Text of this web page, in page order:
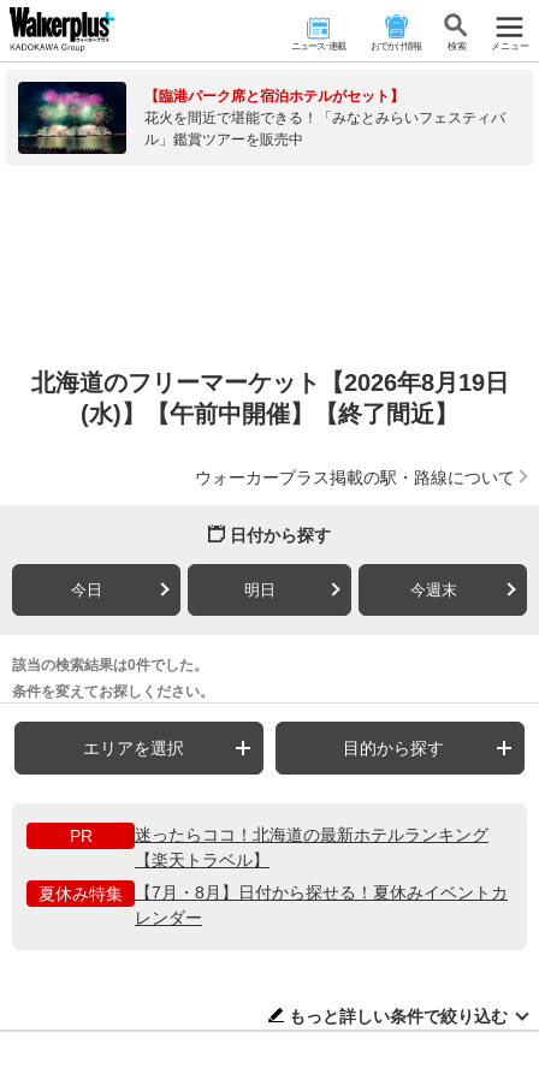
ニュース･連載 おでかけ情報 検 索 メニュー
【臨港パーク席と宿泊ホテルがセット】
花火を間近で堪能できる！「みなとみらいフェスティバ
ル」鑑賞ツアーを販売中
北海道のフリーマーケット【2026年8月19日
(水)】【午前中開催】【終了間近】
ウォーカープラス掲載の駅・路線について
日付から探す
今日 明日 今週末
該当の検索結果は0件でした。
条件を変えてお探しください。
エリアを選択 目的から探す
PR
迷ったらココ！北海道の最新ホテルランキング
【楽天トラベル】
夏休み特集
【7月・8月】日付から探せる！夏休みイベントカ
レンダー
もっと詳しい条件で絞り込む